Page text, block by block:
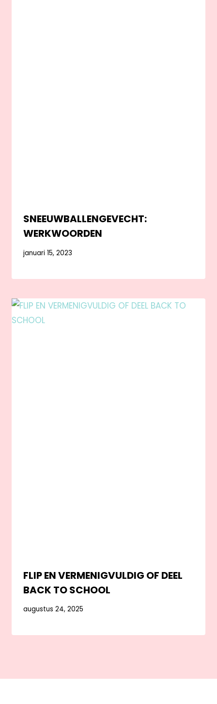
SNEEUWBALLENGEVECHT:
WERKWOORDEN
januari 15, 2023
FLIP EN VERMENIGVULDIG OF DEEL
BACK TO SCHOOL
augustus 24, 2025